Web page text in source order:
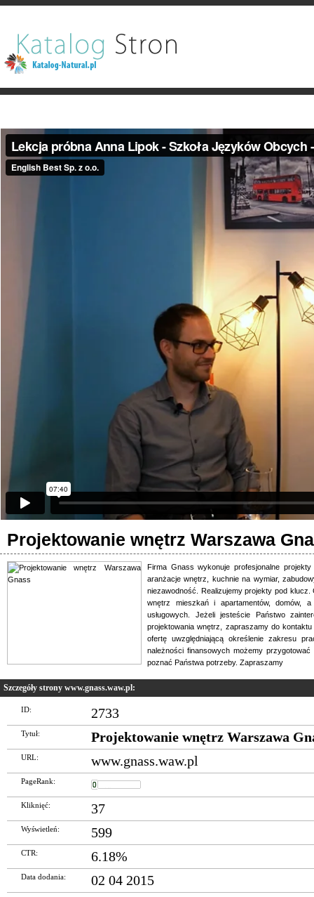
Projektowanie wnętrz Warszawa
Firma Gnass wykonuje profesjonalne
aranżacje wnętrz, kuchnie na wymiar,
niezawodność. Realizujemy projekty pod klucz.
wnętrz mieszkań i apartamentów, domów,
usługowych. Jeżeli jesteście Państwo
projektowania wnętrz, zapraszamy do
ofertę uwzględniającą określenie zakresu
należności finansowych możemy
poznać Państwa potrzeby. Zapraszamy
Szczegóły strony www.gnass.waw.pl:
ID: 2733
Tytuł: Projektowanie wnętrz Warszawa
URL: www.gnass.waw.pl
PageRank:
Kliknięć: 37
Wyświetleń: 599
CTR: 6.18%
Data dodania: 02 04 2015